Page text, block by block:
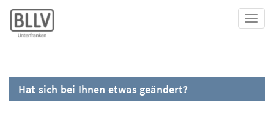
Hat sich bei Ihnen etwas geändert?